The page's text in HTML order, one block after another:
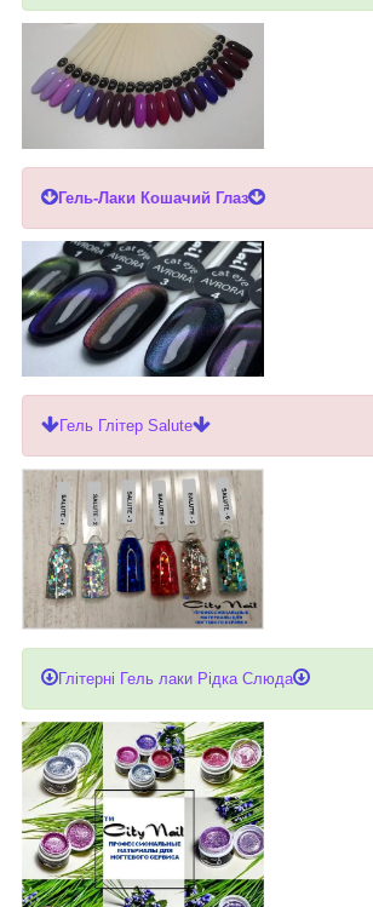
Гель-Лаки Кошачий Глаз
Гель Глітер Salute
Глітерні Гель лаки Рідка Слюда